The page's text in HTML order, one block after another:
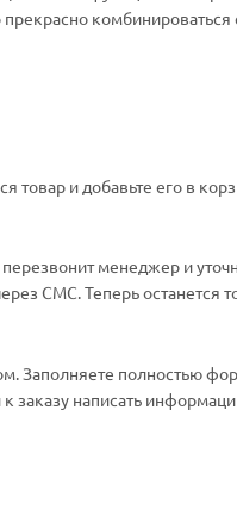
и добавьте его в
менеджер и
СМС. Теперь останется
Заполняете полностью
написать